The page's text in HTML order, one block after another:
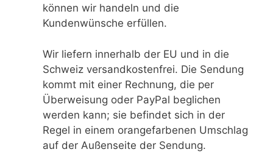
können wir handeln und die
Kundenwünsche erfüllen.
Wir liefern innerhalb der EU und in die
Schweiz versandkostenfrei. Die Sendung
kommt mit einer Rechnung, die per
Überweisung oder PayPal beglichen
werden kann; sie befindet sich in der
Regel in einem orangefarbenen Umschlag
auf der Außenseite der Sendung.